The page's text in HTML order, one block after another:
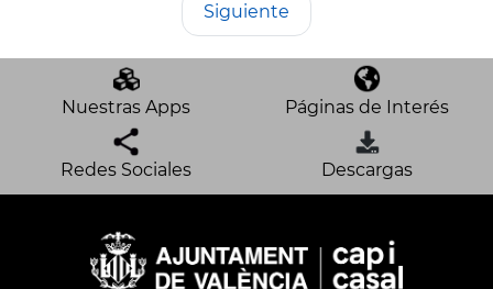
Siguiente
Nuestras Apps Páginas de Interés
Redes Sociales Descargas